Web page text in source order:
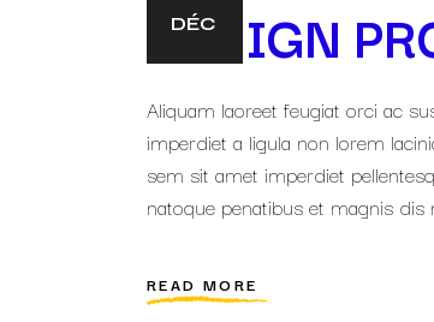
DÉC
DESIGN
Aliquam laoreet feugiat orci ac
imperdiet a ligula non lorem
sem sit amet imperdiet
natoque penatibus et magnis
READ MORE